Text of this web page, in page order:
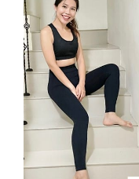
+運
動
內
衣
背
心
肌
衣
能
運
動
服
裝，
好
嗎?
壓
力